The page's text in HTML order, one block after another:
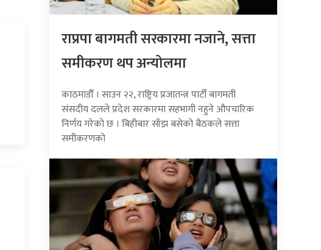
राप्रपा बागमती सरकारमा नजाने, सत्ता
समीकरण थप अन्योलमा
काठमाडौँ । साउन २२, राष्ट्रिय प्रजातन्त्र पार्टी बागमती
संसदीय दलले प्रदेश सरकारमा सहभागी नहुने औपचारिक
निर्णय गरेको छ । बिहीबार साँझ बसेको बैठकले सत्ता
समीकरणको